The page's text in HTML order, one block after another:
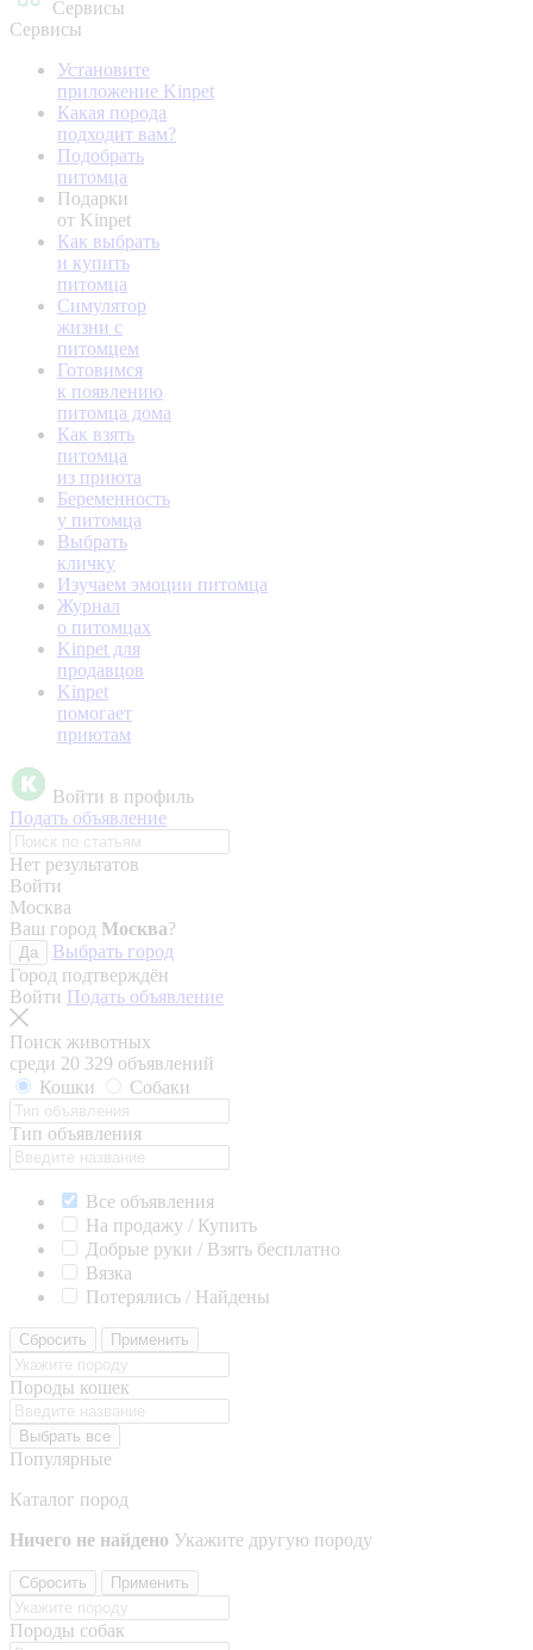
Сервисы
Сервисы
Установите
приложение Kinpet
Какая порода
подходит вам?
Подобрать
питомца
Подарки
от Kinpet
Как выбрать
и купить
питомца
Симулятор
жизни с
питомцем
Готовимся
к появлению
питомца дома
Как взять
питомца
из приюта
Беременность
у питомца
Выбрать
кличку
Изучаем эмоции питомца
Журнал
о питомцах
Kinpet для
продавцов
Kinpet
помогает
приютам
Войти в профиль
Подать объявление
Нет результатов
Войти
Москва
Ваш город Москва?
Да
Выбрать город
Город подтверждён
Войти Подать объявление
Поиск животных
среди 20 329 объявлений
Кошки
Собаки
Тип объявления
Все объявления
На продажу / Купить
Добрые руки / Взять бесплатно
Вязка
Потерялись / Найдены
Сбросить Применить
Породы кошек
Выбрать все
Популярные
Каталог пород
Ничего не найдено Укажите другую породу
Сбросить Применить
Породы собак